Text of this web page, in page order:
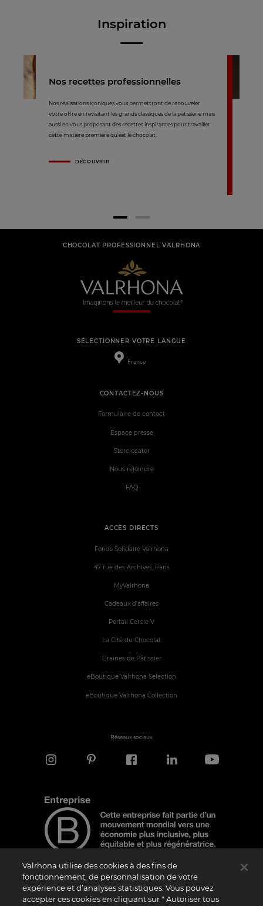
Inspiration
Nos recettes professionnelles
Nos réalisations iconiques vous permettront de renouveler
votre offre en revisitant les grands classiques de la pâtisserie mais
aussi en vous proposant des recettes inspirantes pour travailler
cette matière première qu'est le chocolat.
DÉCOUVRIR
CHOCOLAT PROFESSIONNEL VALRHONA
SÉLECTIONNER VOTRE LANGUE
France
ACCÈS DIRECTS
Fonds Solidaire Valrhona
47 rue des Archives, Paris
MyValrhona
Cadeaux d'affaires
Portail Cercle V
La Cité du Chocolat
Graines de Pâtissier
eBoutique Valrhona Selection
eBoutique Valrhona Collection
CONTACTEZ-NOUS
Formulaire de contact
Espace presse
Storelocator
Nous rejoindre
FAQ
Réseaux sociaux
Note d'information
Valrhona utilise des cookies à des fins de
fonctionnement, de personnalisation de votre
expérience et d’analyses statistiques. Vous pouvez
accepter ces cookies en cliquant sur " Autoriser tous